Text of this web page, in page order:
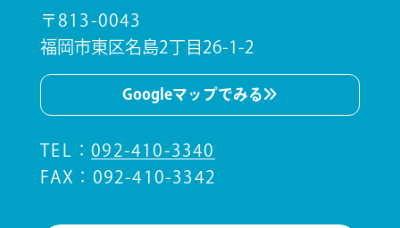
〒813-0043
福岡市東区名島2丁目26-1-2
Googleマップでみる
TEL ：092-410-3340
FAX：092-410-3342